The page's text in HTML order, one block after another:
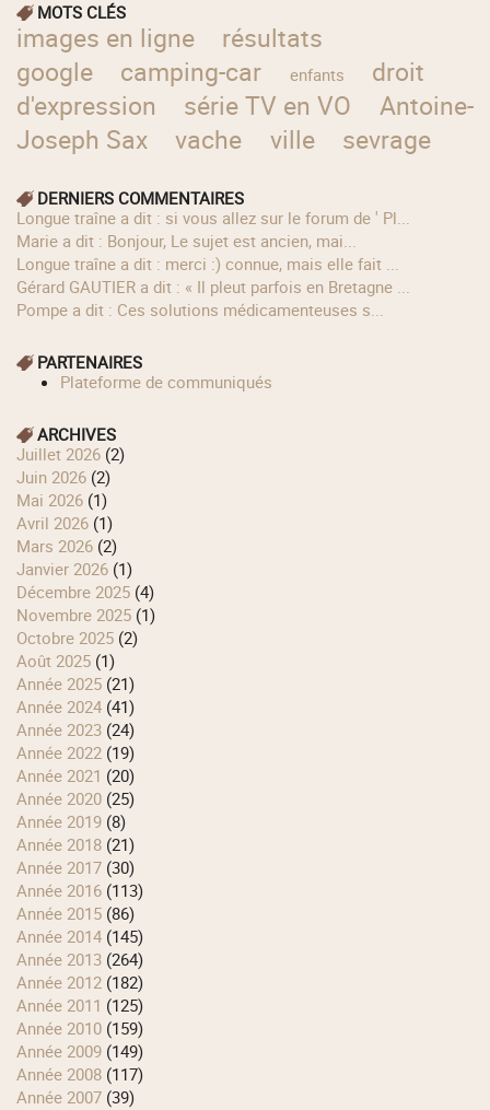
MOTS CLÉS
images en ligne
résultats
google
camping-car enfants
droit
d'expression
série TV en VO
Antoine-
Joseph Sax
vache ville sevrage
DERNIERS COMMENTAIRES
longue traîne a dit : si vous allez sur le forum de ' Pl...
Marie a dit : Bonjour, Le sujet est ancien, mai...
longue traîne a dit : merci :) connue, mais elle fait ...
Gérard GAUTIER a dit : « Il pleut parfois en Bretagne ...
Pompe a dit : Ces solutions médicamenteuses s...
PARTENAIRES
Plateforme de communiqués
ARCHIVES
juillet 2026 (2)
juin 2026 (2)
mai 2026 (1)
avril 2026 (1)
mars 2026 (2)
janvier 2026 (1)
décembre 2025 (4)
novembre 2025 (1)
octobre 2025 (2)
août 2025 (1)
année 2025 (21)
année 2024 (41)
année 2023 (24)
année 2022 (19)
année 2021 (20)
année 2020 (25)
année 2019 (8)
année 2018 (21)
année 2017 (30)
année 2016 (113)
année 2015 (86)
année 2014 (145)
année 2013 (264)
année 2012 (182)
année 2011 (125)
année 2010 (159)
année 2009 (149)
année 2008 (117)
année 2007 (39)